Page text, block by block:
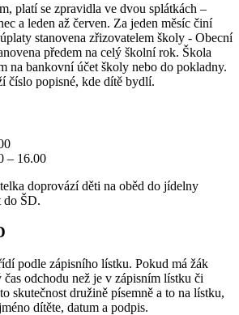
platí se zpravidla ve dvou splátkách –
a leden až červen. Za jeden měsíc činí
stanovena zřizovatelem školy - Obecní
předem na celý školní rok. Škola
na bankovní účet školy nebo do pokladny.
číslo popisné, kde dítě bydlí.
– 16.00
doprovází děti na oběd do jídelny
do ŠD.
podle zápisního lístku. Pokud má žák
odchodu než je v zápisním lístku či
skutečnost družině písemně a to na lístku,
dítěte, datum a podpis.